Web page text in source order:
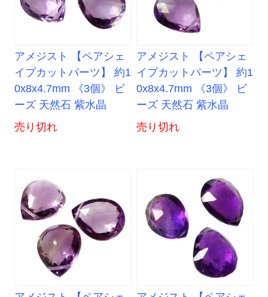
アメジスト 【ペアシェ
イプカットパーツ】 約1
0x8x4.7mm 《3個》 ビ
ーズ 天然石 紫水晶
売り切れ
アメジスト 【ペアシェ
イプカットパーツ】 約1
0x8x4.7mm 《3個》 ビ
ーズ 天然石 紫水晶
売り切れ